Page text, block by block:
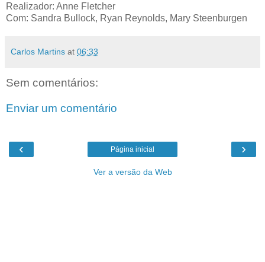
Realizador: Anne Fletcher
Com: Sandra Bullock, Ryan Reynolds, Mary Steenburgen
Carlos Martins at 06:33
Sem comentários:
Enviar um comentário
‹ ›
Página inicial
Ver a versão da Web